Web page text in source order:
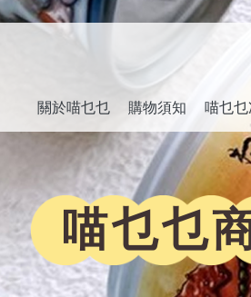
關於喵乜乜 購物須知 喵乜
喵乜乜